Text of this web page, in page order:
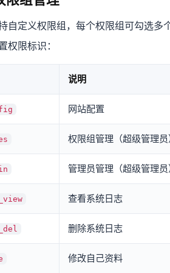
自定义权限组，每个权限组可勾选多
权限标识：
说明
网站配置
权限组管理（超级管理员
管理员管理（超级管理员
查看系统日志
删除系统日志
修改自己资料